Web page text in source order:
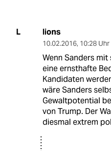
L lions
10.02.2016, 10:28 Uhr
Wenn Sanders
eine ernsthafte
Kandidaten
wäre Sanders
Gewaltpotential
von Trump. Der
diesmal extrem